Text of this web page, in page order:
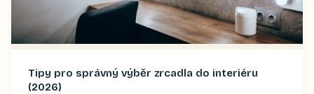
Tipy pro správný výběr zrcadla do interiéru
(2026)